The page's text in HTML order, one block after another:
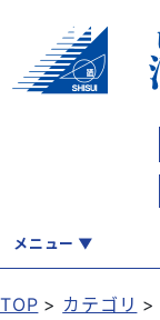
メニュー
TOP カテゴリ